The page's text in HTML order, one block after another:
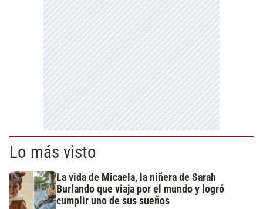
Lo más visto
La vida de Micaela, la niñera de Sarah
Burlando que viaja por el mundo y logró
cumplir uno de sus sueños